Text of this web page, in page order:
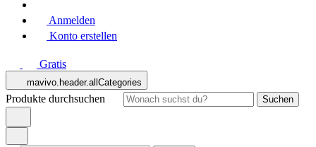
Anmelden
Konto erstellen
Gratis
mavivo.header.allCategories
Produkte durchsuchen Suchen